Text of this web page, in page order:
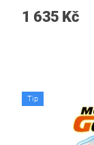
1 635 Kč
Tip